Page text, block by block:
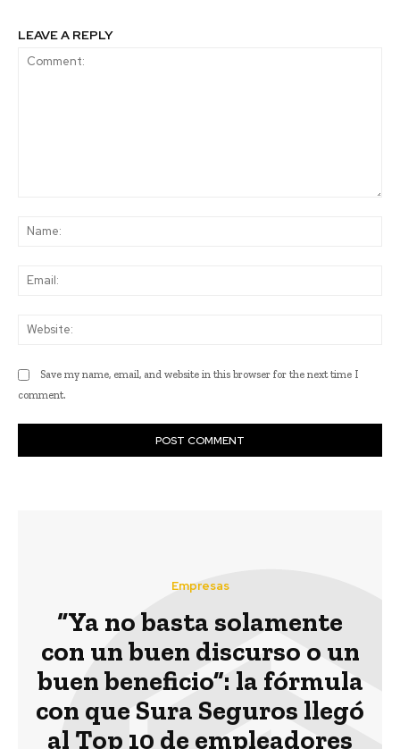
LEAVE A REPLY
Save my name, email, and website in this browser for the next time I
comment.